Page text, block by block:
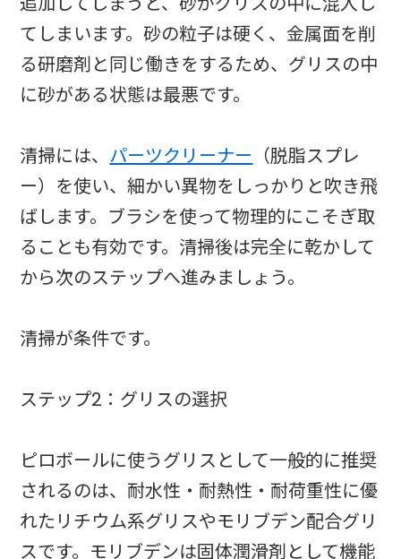
てしまいます。砂の粒子は硬く、金属面を削
る研磨剤と同じ働きをするため、グリスの中
に砂がある状態は最悪です。
清掃には、 パーツクリーナー （脱脂スプレ
ー）を使い、細かい異物をしっかりと吹き飛
ばします。ブラシを使って物理的にこそぎ取
ることも有効です。清掃後は完全に乾かして
から次のステップへ進みましょう。
清掃が条件です。
ステップ2：グリスの選択
ピロボールに使うグリスとして一般的に推奨
されるのは、耐水性・耐熱性・耐荷重性に優
れたリチウム系グリスやモリブデン配合グリ
スです。モリブデンは固体潤滑剤として機能